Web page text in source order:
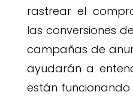
rastrear el
las conversiones
campañas de
ayudarán a
están